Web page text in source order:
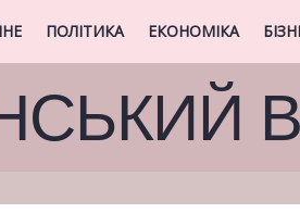
ПОЛІТИКА ЕКОНОМІКА